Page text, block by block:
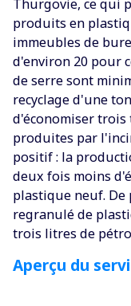
Thurgovie, ce qui
produits en
immeubles de
d'environ 20 pour
de serre sont
recyclage d'une
d'économiser trois
produites par
positif : la
deux fois moins
plastique neuf. De
regranulé de
trois litres de
Aperçu du